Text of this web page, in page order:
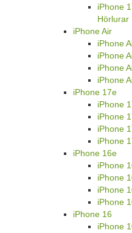
iPhone
Hörlurar
iPhone Air
iPhone
iPhone
iPhone
iPhone
iPhone 17e
iPhone
iPhone
iPhone
iPhone
iPhone 16e
iPhone
iPhone
iPhone
iPhone
iPhone 16
iPhone